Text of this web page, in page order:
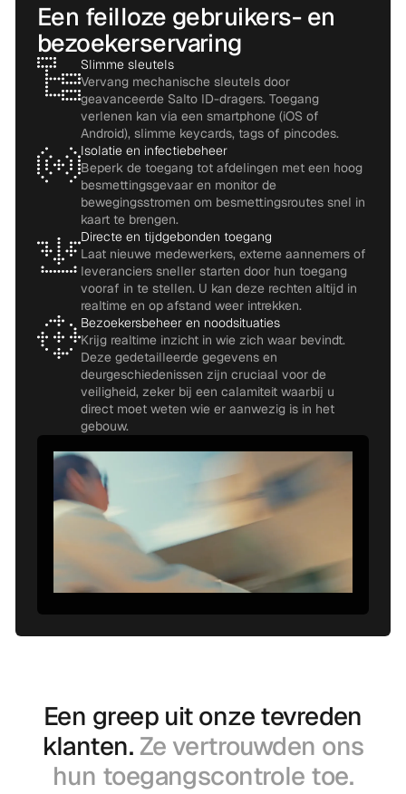
Een feilloze gebruikers- en
bezoekerservaring
Slimme sleutels
Vervang mechanische sleutels door
geavanceerde Salto ID-dragers. Toegang
verlenen kan via een smartphone (iOS of
Android), slimme keycards, tags of pincodes.
Isolatie en infectiebeheer
Beperk de toegang tot afdelingen met een hoog
besmettingsgevaar en monitor de
bewegingsstromen om besmettingsroutes snel in
kaart te brengen.
Directe en tijdgebonden toegang
Laat nieuwe medewerkers, externe aannemers of
leveranciers sneller starten door hun toegang
vooraf in te stellen. U kan deze rechten altijd in
realtime en op afstand weer intrekken.
Bezoekersbeheer en noodsituaties
Krijg realtime inzicht in wie zich waar bevindt.
Deze gedetailleerde gegevens en
deurgeschiedenissen zijn cruciaal voor de
veiligheid, zeker bij een calamiteit waarbij u
direct moet weten wie er aanwezig is in het
gebouw.
Een greep uit onze tevreden
klanten.Ze vertrouwden ons
hun toegangscontrole toe.